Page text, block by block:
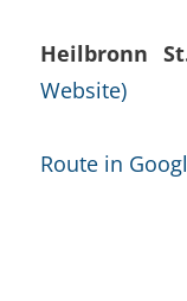
Heilbronn
Website)
Route in